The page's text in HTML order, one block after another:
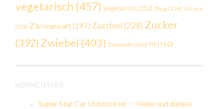
vegetarisch (457) Vegetarisch. (152) Zhug (134) Zitrone
(124) Zitronensaft(197) Zucchini (228) Zucker
(392) Zwiebel (403) Zwiebeln (140) Öl (160)
Super Star Car Unblocked
Helle und dunkle